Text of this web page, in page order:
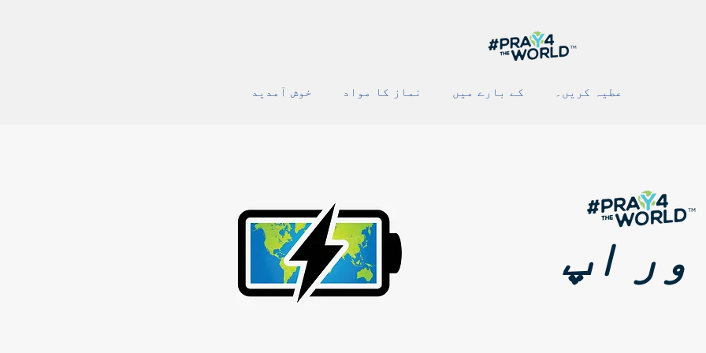
خوش آمدید نماز کا مواد کے بارے میں عطیہ کریں۔
اپ